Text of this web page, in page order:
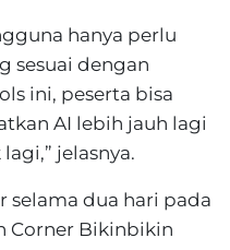
hanya perlu
sesuai dengan
ini, peserta bisa
AI lebih jauh lagi
jelasnya.
selama dua hari pada
Corner Bikinbikin